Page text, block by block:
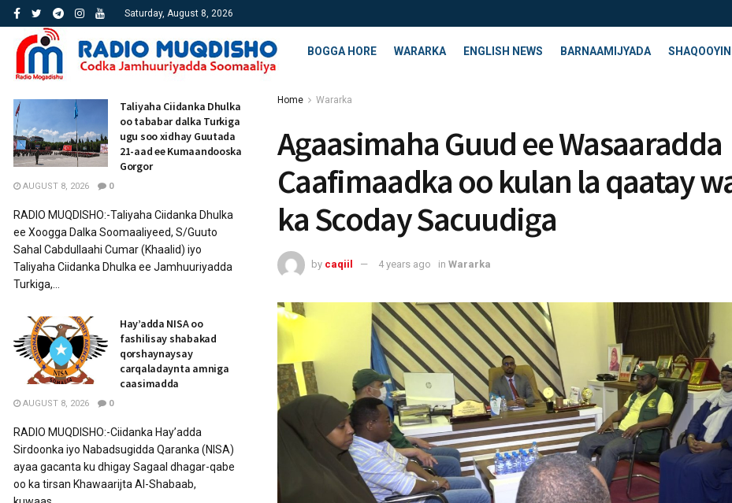
Saturday, August 8, 2026
BOGGA HORE WARARKA ENGLISH NEWS BARNAAMIJYADA
Home Wararka
Agaasimaha Guud ee Wasaaradda
Caafimaadka oo kulan la qaatay
ka Scoday Sacuudiga
by caqiil 4 years ago in Wararka
Taliyaha Ciidanka Dhulka
oo tababar dalka Turkiga
ugu soo xidhay Guutada
21-aad ee Kumaandooska
Gorgor
AUGUST 8, 2026 0
RADIO MUQDISHO:-Taliyaha Ciidanka Dhulka
ee Xoogga Dalka Soomaaliyeed, S/Guuto
Sahal Cabdullaahi Cumar (Khaalid) iyo
Taliyaha Ciidanka Dhulka ee Jamhuuriyadda
Turkiga,...
Hay’adda NISA oo
fashilisay shabakad
qorshaynaysay
carqaladaynta amniga
caasimadda
AUGUST 8, 2026 0
RADIO MUQDISHO:-Ciidanka Hay’adda
Sirdoonka iyo Nabadsugidda Qaranka (NISA)
ayaa gacanta ku dhigay Sagaal dhagar-qabe
oo ka tirsan Khawaarijta Al-Shabaab,